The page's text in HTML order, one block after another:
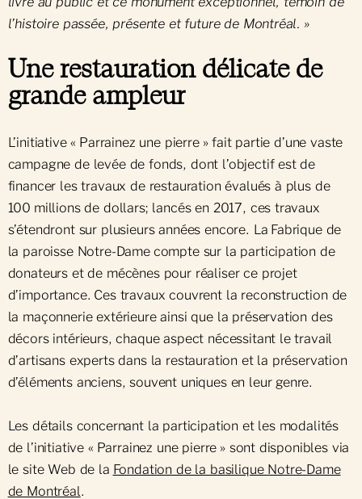
l’histoire passée, présente et future de Montréal. »
Une restauration délicate de
grande ampleur
L’initiative « Parrainez une pierre » fait partie d’une vaste
campagne de levée de fonds, dont l’objectif est de
financer les travaux de restauration évalués à plus de
100 millions de dollars; lancés en 2017, ces travaux
s’étendront sur plusieurs années encore. La Fabrique de
la paroisse Notre-Dame compte sur la participation de
donateurs et de mécènes pour réaliser ce projet
d’importance. Ces travaux couvrent la reconstruction de
la maçonnerie extérieure ainsi que la préservation des
décors intérieurs, chaque aspect nécessitant le travail
d’artisans experts dans la restauration et la préservation
d’éléments anciens, souvent uniques en leur genre.
Les détails concernant la participation et les modalités
de l’initiative « Parrainez une pierre » sont disponibles via
le site Web de la Fondation de la basilique Notre-Dame
de Montréal.